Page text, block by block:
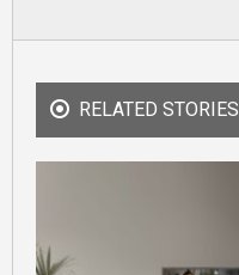
RELATED STORIES